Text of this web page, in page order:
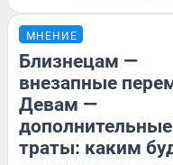
МНЕНИЕ
Близнецам —
внезапные
Девам —
дополнительные
траты: каким